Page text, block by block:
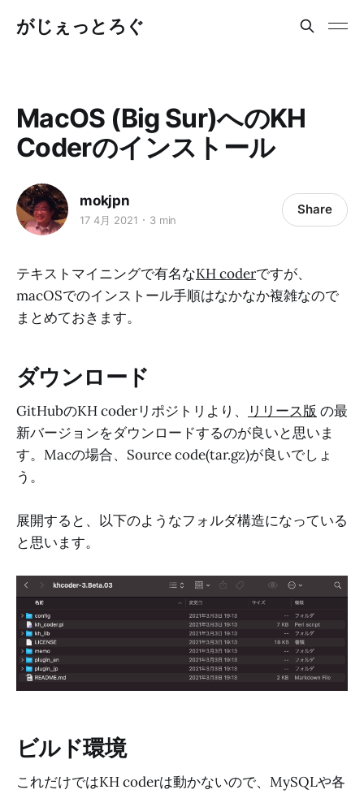
がじぇっとろぐ
MacOS (Big Sur)へのKH
Coderのインストール
mokjpn
17 4月 2021 3 min
Share
テキストマイニングで有名なKH coderですが、
macOSでのインストール手順はなかなか複雑なので
まとめておきます。
ダウンロード
GitHubのKH coderリポジトリより、 リリース版 の最
新バージョンをダウンロードするのが良いと思いま
す。Macの場合、Source code(tar.gz)が良いでしょ
う。
展開すると、以下のようなフォルダ構造になっている
と思います。
ビルド環境
これだけではKH coderは動かないので、MySQLや各